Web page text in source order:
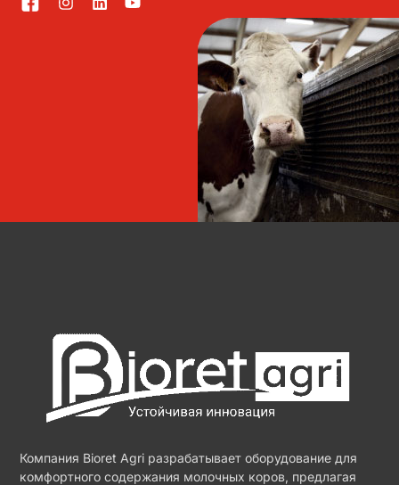
Компания Bioret Agri разрабатывает оборудование для
комфортного содержания молочных коров, предлагая